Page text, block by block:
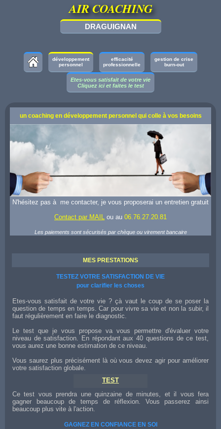
AIR COACHING
DRAGUIGNAN
développement
personnel
efficacité
professionnelle
gestion de crise
burn-out
Etes-vous satisfait de votre vie
Cliquez ici et faites le test
un coaching en développement personnel qui colle à vos besoins
N'hésitez pas à me contacter, je vous proposerai un entretien gratuit
Contact par MAIL ou au 06.76.27.20.81
Les paiements sont sécurisés par chèque ou virement bancaire
MES PRESTATIONS
TESTEZ VOTRE SATISFACTION DE VIE
pour clarifier les choses
Etes-vous satisfait de votre vie ? çà vaut le coup de se poser la
question de temps en temps. Car pour vivre sa vie et non la subir, il
faut régulièrement en faire le diagnostic.
Le test que je vous propose va vous permettre d'évaluer votre
niveau de satisfaction. En répondant aux 40 questions de ce test,
vous aurez une bonne estimation de ce niveau.
Vous saurez plus précisément là où vous devez agir pour améliorer
votre satisfaction globale.
TEST
Ce test vous prendra une quinzaine de minutes, et il vous fera
gagner beaucoup de temps de réflexion. Vous passerez ainsi
beaucoup plus vite à l'action.
GAGNEZ EN CONFIANCE EN SOI